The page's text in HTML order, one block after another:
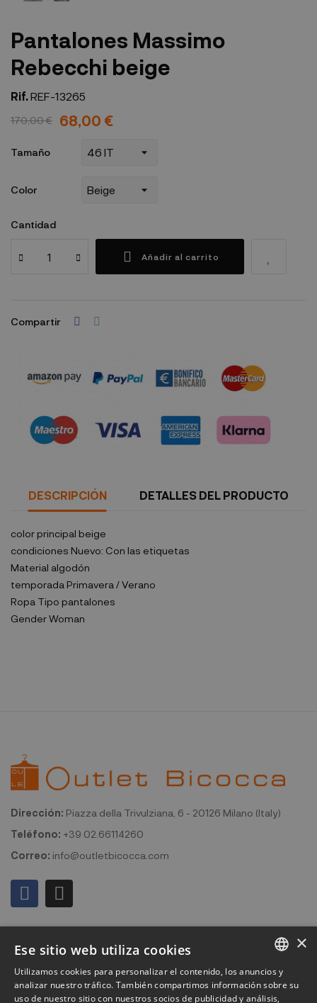
Pantalones Massimo
Rebecchi beige
Rif.REF-13265
170,00 € 68,00 €
Tamaño
Color
Cantidad
Añadir al carrito
Compartir
DESCRIPCIÓN DETALLES DEL PRODUCTO
color principal beige
condiciones Nuevo: Con las etiquetas
Material algodón
temporada Primavera / Verano
Ropa Tipo pantalones
GenderWoman
Dirección: Piazza della Trivulziana, 6 - 20126 Milano (Italy)
Teléfono: +39 02.66114260
Correo: info@outletbicocca.com
Suscribirse al boletín de noticias
ITALIAN
×
Ese sitio web utiliza cookies
Utilizamos cookies para personalizar el contenido, los anuncios y
analizar nuestro tráfico. También compartimos información sobre su
uso de nuestro sitio con nuestros socios de publicidad y análisis,